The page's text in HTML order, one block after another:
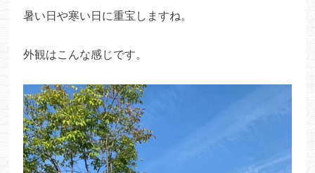
暑い日や寒い日に重宝しますね。
外観はこんな感じです。